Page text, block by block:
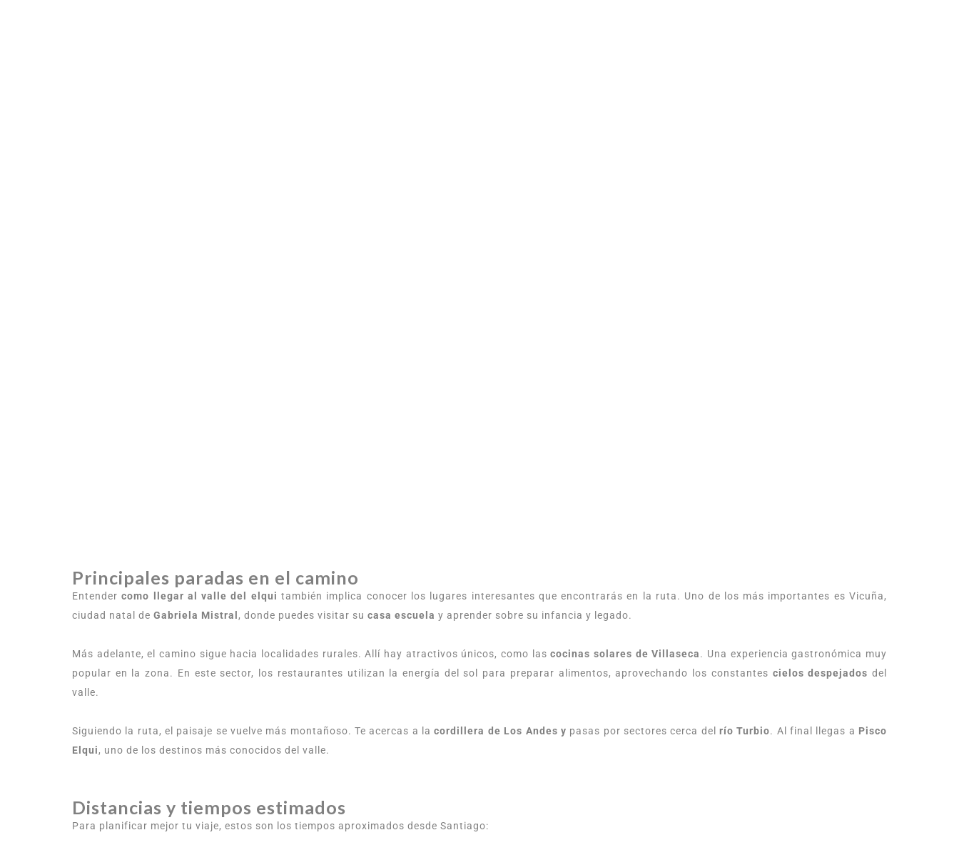
Principales paradas en el camino
Entendercomo llegar al valle del elqui también implica conocer los lugares interesantes que encontrarás en la ruta. Uno de los más importantes es Vicuña,
ciudad natal de Gabriela Mistral , donde puedes visitar su casa escuela y aprender sobre su infancia y legado.
Más adelante, el camino sigue hacia localidades rurales. Allí hay atractivos únicos, como lascocinas solares de Villaseca. Una experiencia gastronómica muy
popular en la zona. En este sector, los restaurantes utilizan la energía del sol para preparar alimentos, aprovechando los constantes cielos despejados del
valle.
Siguiendo la ruta, el paisaje se vuelve más montañoso. Te acercas a lacordillera de Los Andes y pasas por sectores cerca del río Turbio. Al final llegas a Pisco
Elqui, uno de los destinos más conocidos del valle.
Distancias y tiempos estimados
Para planificar mejor tu viaje, estos son los tiempos aproximados desde Santiago: